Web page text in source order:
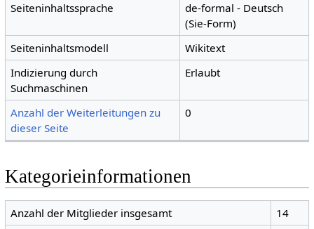
Seiteninhaltssprache
de-formal - Deutsch
(Sie-Form)
Seiteninhaltsmodell
Wikitext
Indizierung durch
Suchmaschinen
Erlaubt
Anzahl der Weiterleitungen zu
dieser Seite
0
Kategorieinformationen
Anzahl der Mitglieder insgesamt
14